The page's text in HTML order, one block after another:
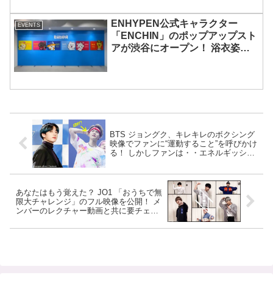
EVENTS
ENHYPEN公式キャラクター
「ENCHIN」のポップアップスト
アが渋谷にオープン！ 浴衣姿の
BTS ジョングク、キレキレのボクシング
映像でファンに“運動すること”を呼びかけ
る！ しかしファンは・・エネルギッシュ
あなたはもう覚えた？ JO1 「おうちで無
限大チャレンジ」のフル映像を公開！ メ
ンバーのレクチャー動画と共に要チェッ